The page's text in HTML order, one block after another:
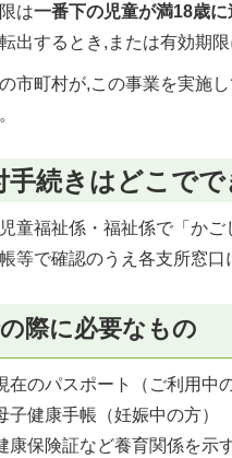
は一番下の児童が満18歳
出するとき,または有効期
市町村が,この事業を実施
手続きはどこでで
童福祉係・福祉係で「か
等で確認のうえ各支所窓口
際に必要なもの
在のパスポート（ご利用中
子健康手帳（妊娠中の方）
康保険証など養育関係を示